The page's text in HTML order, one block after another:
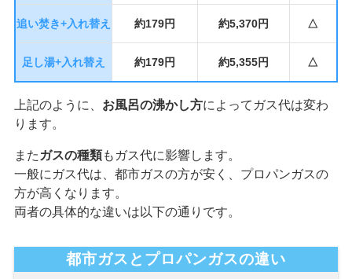
追い焚き+入れ替え 約179円 約5,370円 △
足し湯+入れ替え 約179円 約5,355円 △
上記のように、 お風呂の沸かし方によってガス代は変わ
ります。
また ガスの種類もガス代に影響します。
一般にガス代は、都市ガスの方が安く、プロパンガスの
方が高くなります。
両者の具体的な違いは以下の通りです。
都市ガスとプロパンガスの違い